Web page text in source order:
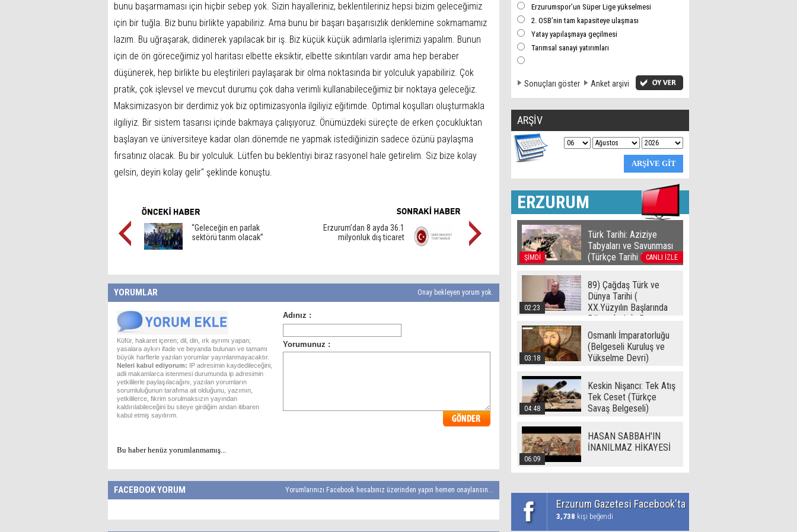
bunu başarmaması için hiçbir sebep yok. Sizin hayalleriniz, beklentileriniz hepsi bizim geleceğimiz
için bir tuğla. Biz bunu birlikte yapabiliriz. Ama bunu bir başarı başarısızlık denklemine sokmamamız
lazım. Bu uğraşarak, didinerek yapılacak bir iş. Biz küçük küçük adımlarla işlerimizi yapalım. Bunun
için de ön göreceğimiz yol haritası elbette eksiktir, elbette sıkıntıları vardır ama hep beraber
düşünerek, hep birlikte bu eleştirileri paylaşarak bir olma noktasında bir yolculuk yapabiliriz. Çok
pratik, çok işlevsel ve mevcut durumu çok daha verimli kullanabileceğimiz bir noktaya geleceğiz.
Maksimizasyon bir derdimiz yok biz optimizasyonla ilgiliyiz eğitimde. Optimal koşulları oluşturmakla
ilgiliyiz. Bir sistem tasarısı içinde bakmaya çalışıyoruz. Önümüzdeki süreçte de erken çocukluktan
başlayan ve üniversiteye kadar olan dönemde ne yapmak istediğinizin sadece özünü paylaşma
fırsatınız olacak. Bu bir yolculuk. Lütfen bu beklentiyi biraz rasyonel hale getirelim. Siz bize kolay
gelsin, deyin kolay gelir'' şeklinde konuştu.
“Geleceğin en parlak
sektörü tarım olacak”
Erzurum’dan 8 ayda 36.1
milyonluk dış ticaret
YORUMLAR Onay bekleyen yorum yok.
Küfür, hakaret içeren; dil, din, ırk ayrımı yapan;
yasalara aykırı ifade ve beyanda bulunan ve tamamı
büyük harflerle yazılan yorumlar yayınlanmayacaktır.
Neleri kabul ediyorum: IP adresimin kaydedileceğini,
adli makamlarca istenmesi durumunda ip adresimin
yetkililerle paylaşılacağını, yazılan yorumların
sorumluluğunun tarafıma ait olduğunu, yazımın,
yetkililerce, fikrim sorulmaksızın yayından
kaldırılabileceğini bu siteye girdiğim andan itibaren
kabul etmiş sayılırım.
Bu haber henüz yorumlanmamış...
FACEBOOK YORUM Yorumlarınızı Facebook hesabınız üzerinden yapın hemen onaylansın...
Erzurumspor’un Süper Lige yükselmesi
2. OSB’nin tam kapasiteye ulaşması
Yatay yapılaşmaya geçilmesi
Tarımsal sanayi yatırımları
Sonuçları göster Anket arşivi
ARŞİV
ERZURUM
ŞİMDİ CANLI İZLE
Türk Tarihi: Aziziye
Tabyaları ve Savunması
(Türkçe Tarihi Belgesel)
02:23
89) Çağdaş Türk ve
Dünya Tarihi (
XX.Yüzyılın Başlarında
Dünya ( - I -) -Ramazan
Yetgin (2017)
03:18
Osmanlı İmparatorluğu
(Belgeseli Kuruluş ve
Yükselme Devri)
04:48
Keskin Nişancı: Tek Atış
Tek Ceset (Türkçe
Savaş Belgeseli)
06:09
HASAN SABBAH'IN
İNANILMAZ HİKAYESİ
Erzurum Gazetesi Facebook'ta
3,738 kişi beğendi